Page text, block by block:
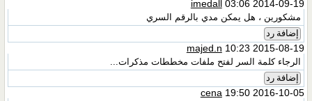
imedall03:06 2014-09-19
مشكورين ، هل يمكن مدي بالرقم السري
إضافة رد
majed.n 10:23 2015-08-19
الرجاء كلمة السر لفتح ملفات مخططات مذكرات...
إضافة رد
cena 19:50 2016-10-05